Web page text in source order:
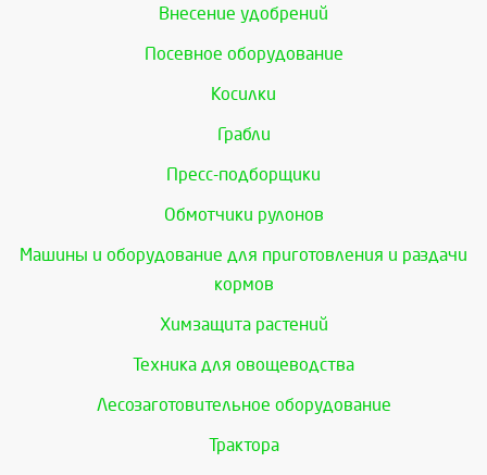
Внесение удобрений
Посевное оборудование
Косилки
Грабли
Пресс-подборщики
Обмотчики рулонов
Машины и оборудование для приготовления и раздачи
кормов
Химзащита растений
Техника для овощеводства
Лесозаготовительное оборудование
Трактора